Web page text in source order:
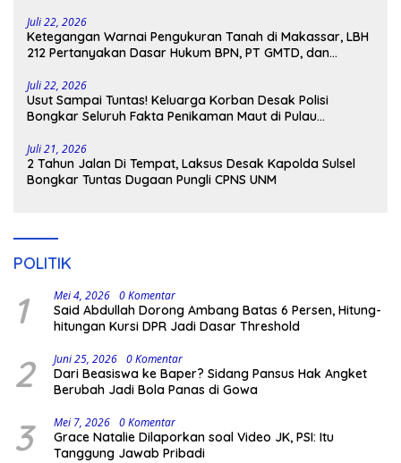
Juli 22, 2026
Ketegangan Warnai Pengukuran Tanah di Makassar, LBH
212 Pertanyakan Dasar Hukum BPN, PT GMTD, dan
Juli 22, 2026
Usut Sampai Tuntas! Keluarga Korban Desak Polisi
Bongkar Seluruh Fakta Penikaman Maut di Pulau
Juli 21, 2026
2 Tahun Jalan Di Tempat, Laksus Desak Kapolda Sulsel
Bongkar Tuntas Dugaan Pungli CPNS UNM
POLITIK
1 Mei 4, 2026 0 Komentar
Said Abdullah Dorong Ambang Batas 6 Persen, Hitung-
hitungan Kursi DPR Jadi Dasar Threshold
2 Juni 25, 2026 0 Komentar
Dari Beasiswa ke Baper? Sidang Pansus Hak Angket
Berubah Jadi Bola Panas di Gowa
3 Mei 7, 2026 0 Komentar
Grace Natalie Dilaporkan soal Video JK, PSI: Itu
Tanggung Jawab Pribadi